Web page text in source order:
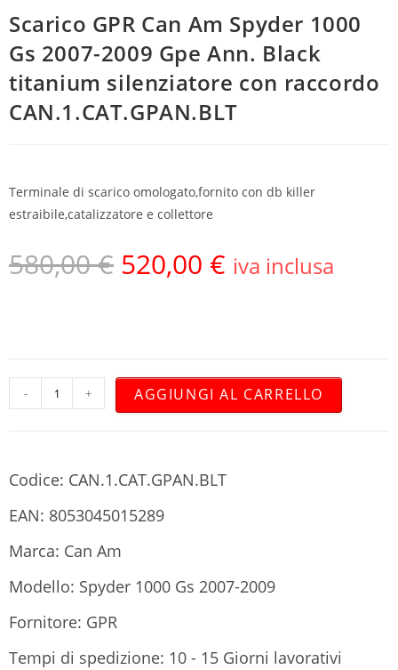
Scarico GPR Can Am Spyder 1000
Gs 2007-2009 Gpe Ann. Black
titanium silenziatore con raccordo
CAN.1.CAT.GPAN.BLT
Terminale di scarico omologato,fornito con db killer
estraibile,catalizzatore e collettore
580,00€ 520,00 € iva inclusa
- + AGGIUNGI AL CARRELLO
Codice: CAN.1.CAT.GPAN.BLT
EAN: 8053045015289
Marca: Can Am
Modello: Spyder 1000 Gs 2007-2009
Fornitore: GPR
Tempi di spedizione: 10 - 15 Giorni lavorativi